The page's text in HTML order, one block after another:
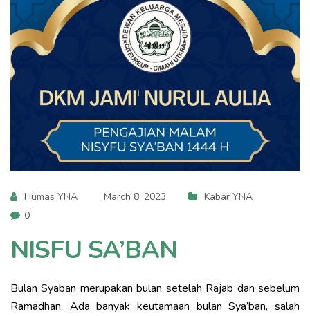
Humas YNA March 8, 2023
Kabar YNA
0
NISFU SA’BAN
Bulan Syaban merupakan bulan setelah Rajab dan sebelum
Ramadhan. Ada banyak keutamaan bulan Sya’ban, salah